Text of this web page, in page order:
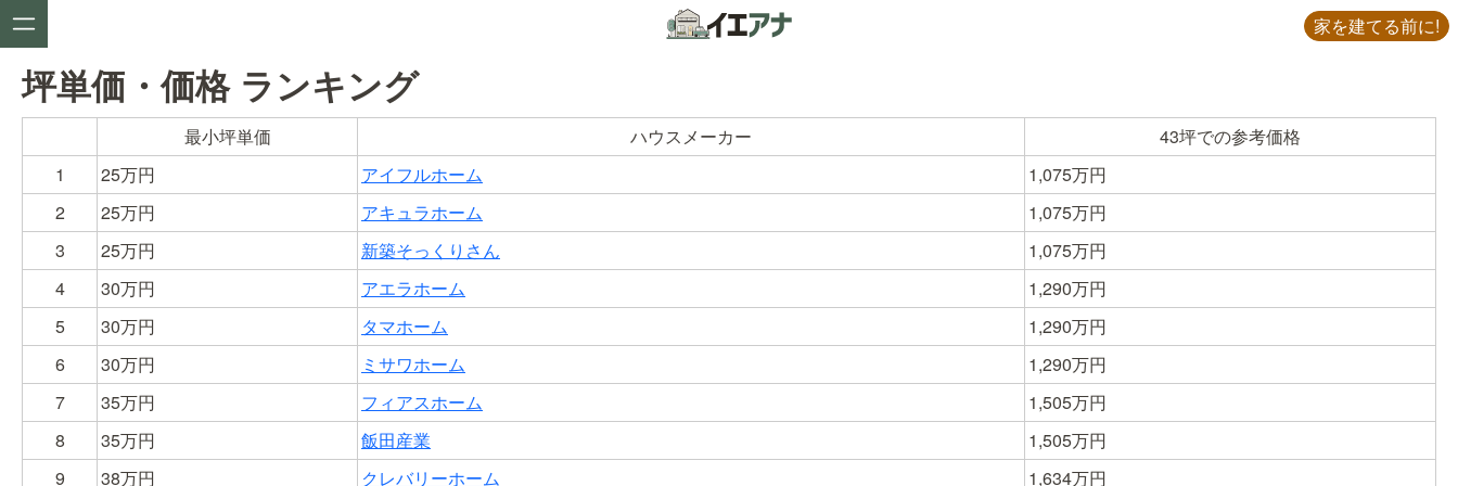
家を建てる前に!
坪単価・価格ランキング
最小坪単価 ハウスメーカー
43坪での参考価格
1
25万円 アイフルホーム
1,075万円
2
25万円 アキュラホーム
1,075万円
3
25万円 新築そっくりさん
1,075万円
4
30万円 アエラホーム
1,290万円
5
30万円 タマホーム
1,290万円
6
30万円 ミサワホーム
1,290万円
7
35万円 フィアスホーム
1,505万円
8
35万円 飯田産業
1,505万円
9
38万円 クレバリーホーム
1,634万円